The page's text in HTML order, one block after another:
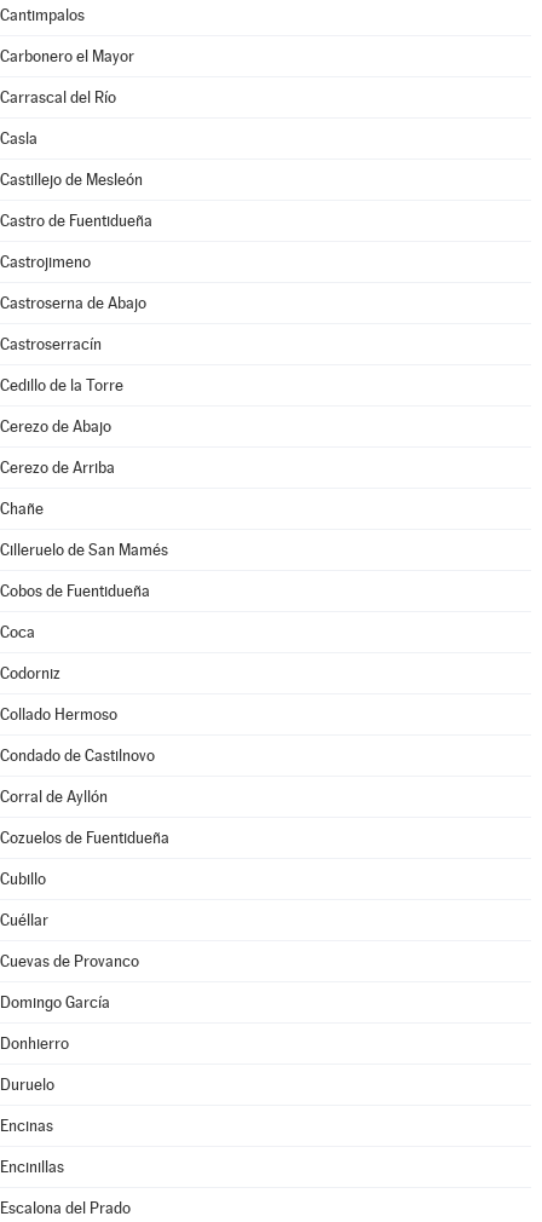
Cantimpalos
Carbonero el Mayor
Carrascal del Río
Casla
Castillejo de Mesleón
Castro de Fuentidueña
Castrojimeno
Castroserna de Abajo
Castroserracín
Cedillo de la Torre
Cerezo de Abajo
Cerezo de Arriba
Chañe
Cilleruelo de San Mamés
Cobos de Fuentidueña
Coca
Codorniz
Collado Hermoso
Condado de Castilnovo
Corral de Ayllón
Cozuelos de Fuentidueña
Cubillo
Cuéllar
Cuevas de Provanco
Domingo García
Donhierro
Duruelo
Encinas
Encinillas
Escalona del Prado